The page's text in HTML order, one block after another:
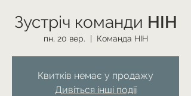
Зустріч команди HIH
пн, 20 вер.
  |
Команда HIH
Квитків немає у продажу
Дивіться інші події